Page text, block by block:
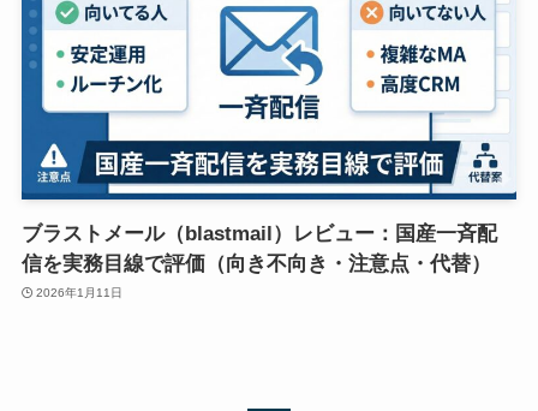
ブラストメール（blastmail）レビュー：国産一斉配
信を実務目線で評価（向き不向き・注意点・代替）
2026年1月11日